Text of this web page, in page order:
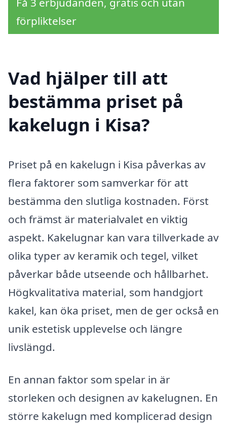
förpliktelser
Vad hjälper till att
bestämma priset på
kakelugn i Kisa?
Priset på en kakelugn i Kisa påverkas av
flera faktorer som samverkar för att
bestämma den slutliga kostnaden. Först
och främst är materialvalet en viktig
aspekt. Kakelugnar kan vara tillverkade av
olika typer av keramik och tegel, vilket
påverkar både utseende och hållbarhet.
Högkvalitativa material, som handgjort
kakel, kan öka priset, men de ger också en
unik estetisk upplevelse och längre
livslängd.
En annan faktor som spelar in är
storleken och designen av kakelugnen. En
större kakelugn med komplicerad design